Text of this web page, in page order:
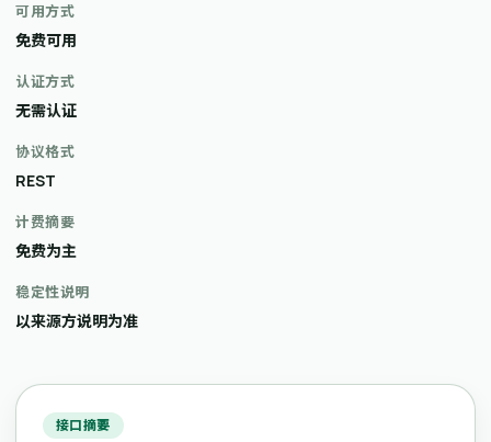
可用方式
免费可用
认证方式
无需认证
协议格式
REST
计费摘要
免费为主
稳定性说明
以来源方说明为准
接口摘要